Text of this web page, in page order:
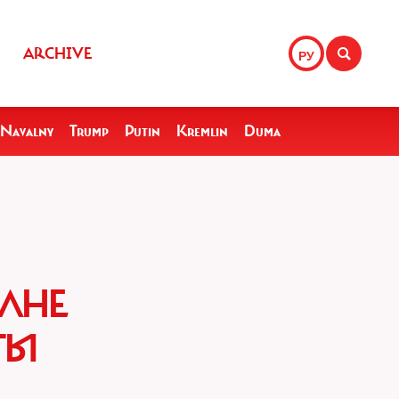
РУ
ARCHIVE
Navalny Trump Putin Kremlin Duma